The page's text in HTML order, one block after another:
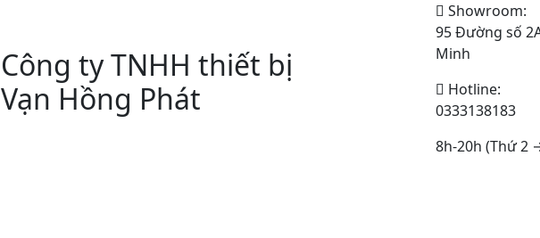
Công ty TNHH thiết bị
Vạn Hồng Phát
Showroom:
95 Đường số
Minh
Hotline:
0333138183
8h-20h (Thứ 2